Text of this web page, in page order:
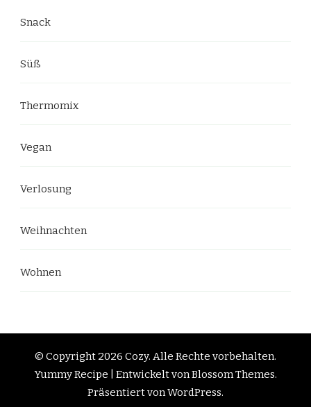
Snack
Süß
Thermomix
Vegan
Verlosung
Weihnachten
Wohnen
© Copyright 2026 Cozy. Alle Rechte vorbehalten.
Yummy Recipe | Entwickelt von Blossom Themes.
Präsentiert von WordPress.